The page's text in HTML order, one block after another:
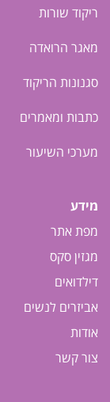
ריקוד שורות
מאגר הרואדה
סגנונות הריקוד
כתבות ומאמרים
מערכי השיעור
מידע
מפת אתר
מגזין סקס
דילדואים
אביזרים לנשים
אודות
צור קשר